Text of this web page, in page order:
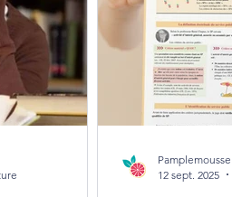
Pamplemousse
12 sept. 2025